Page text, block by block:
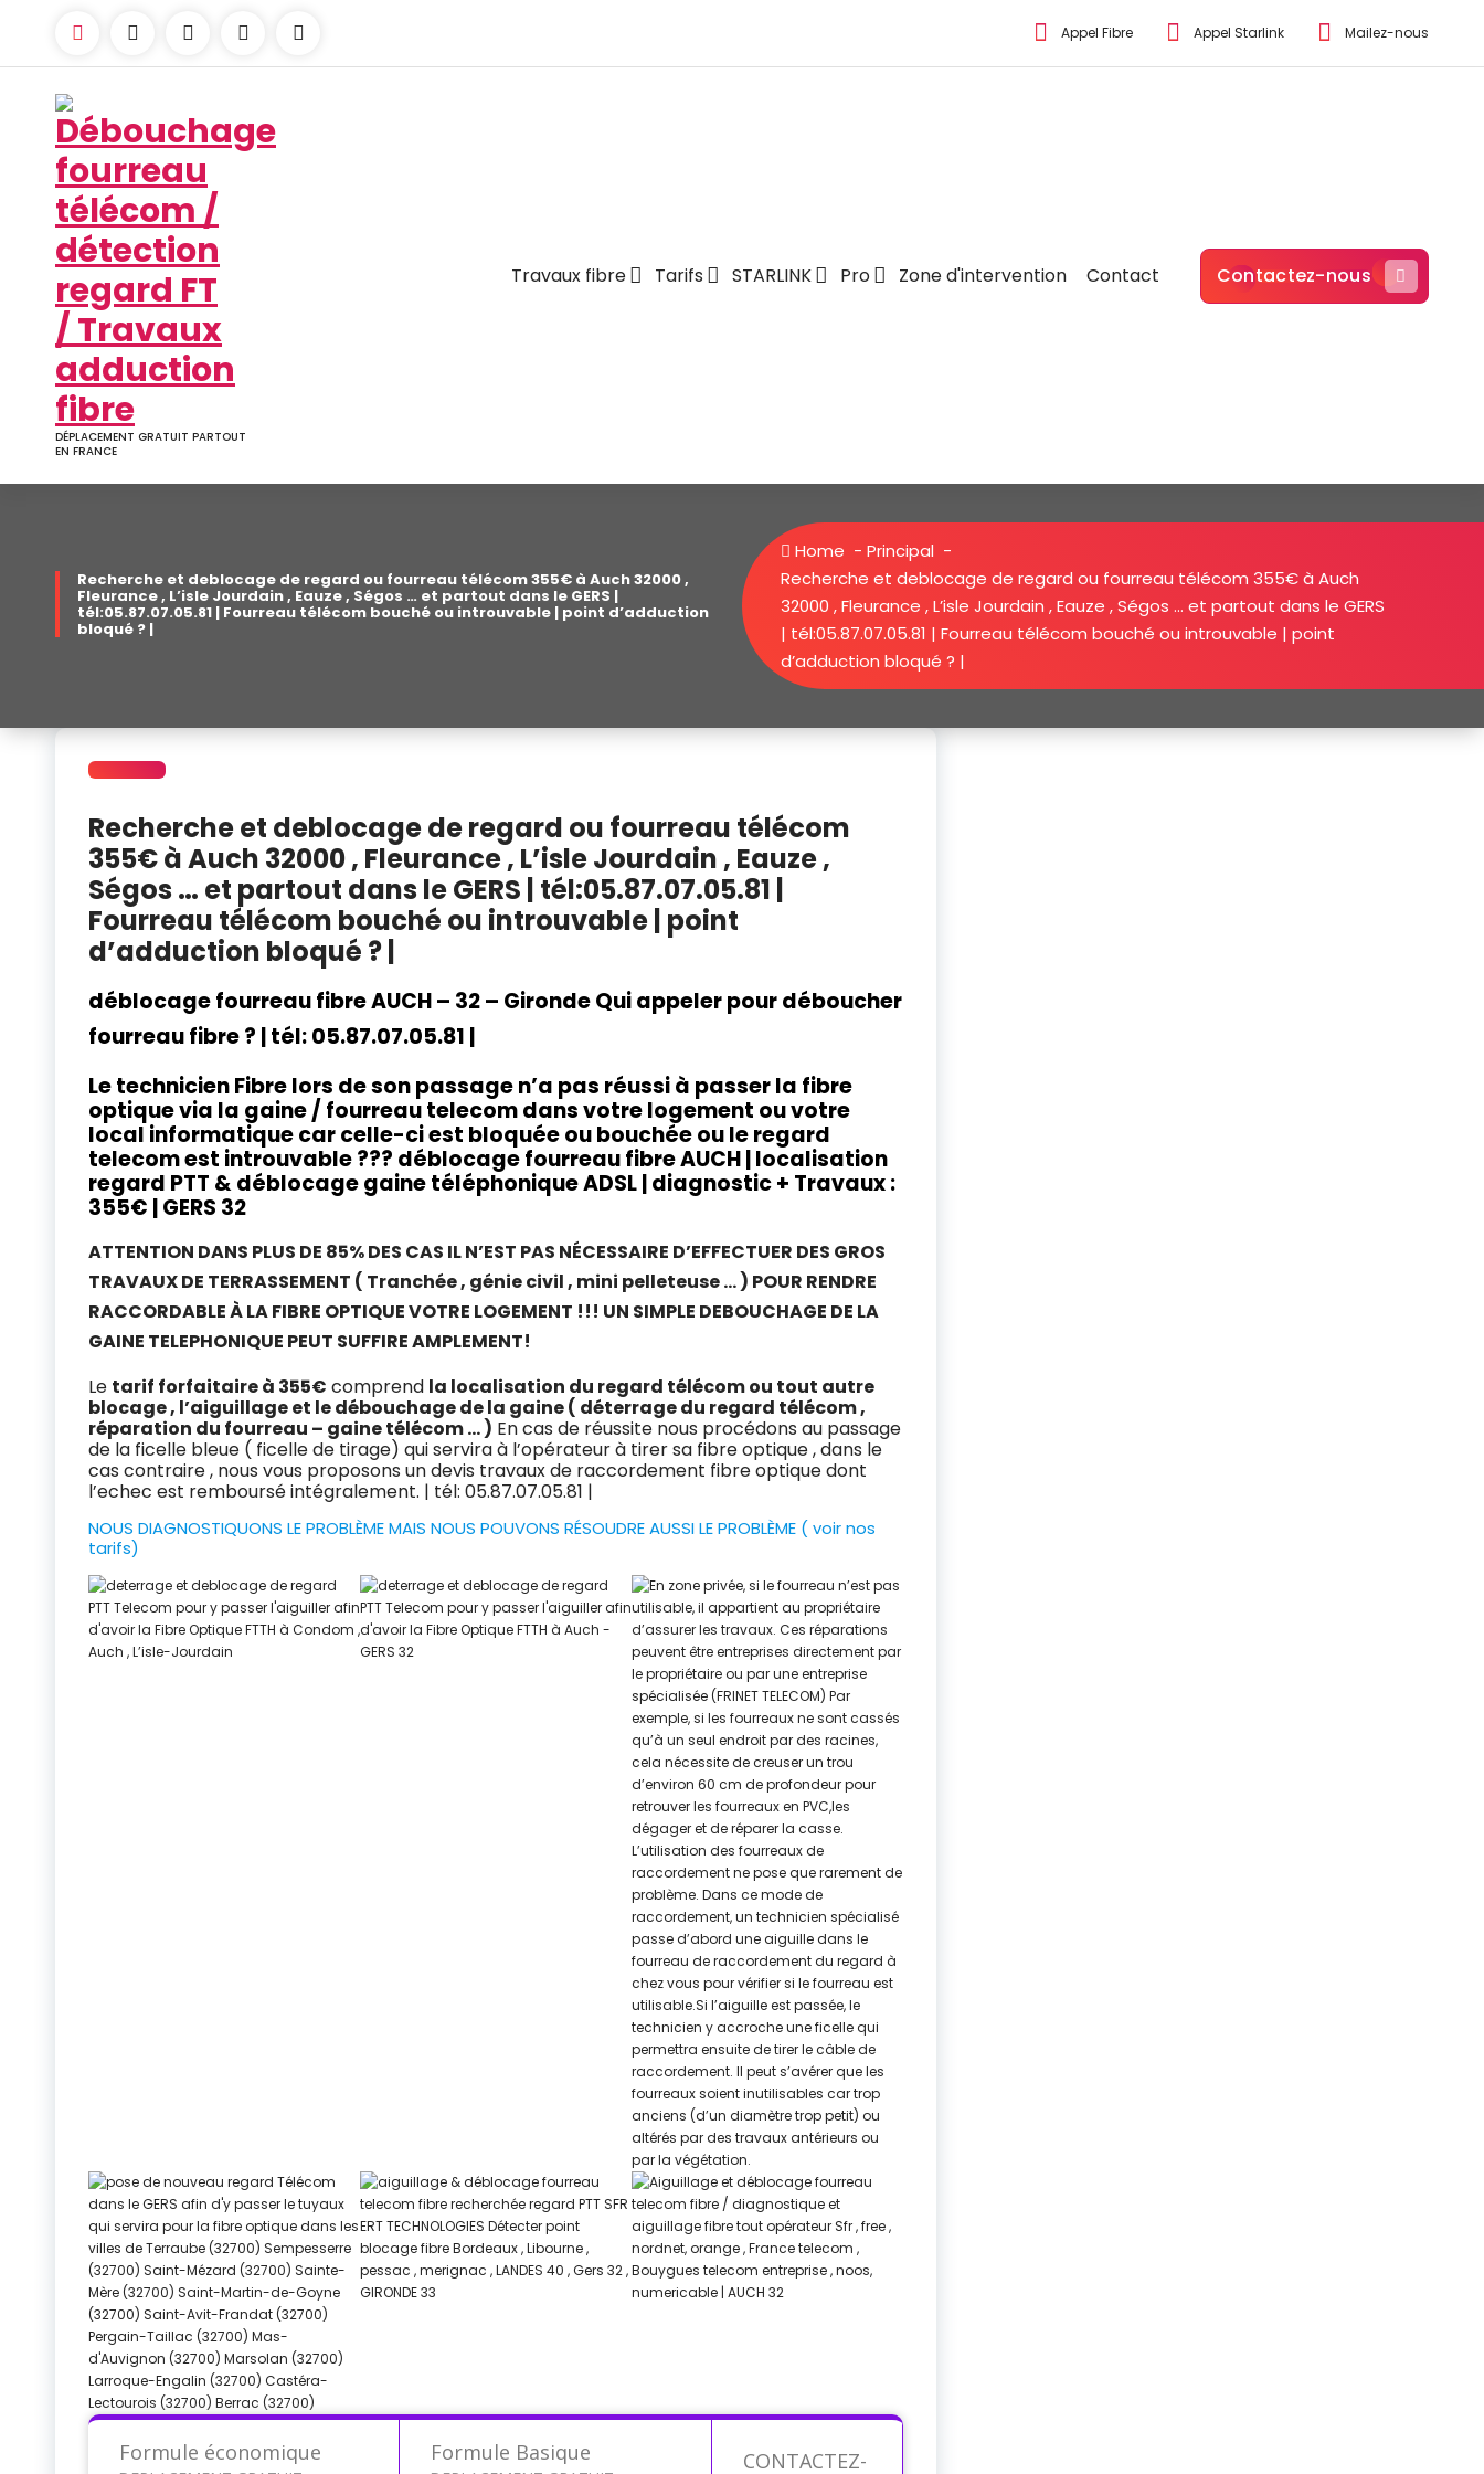
Appel Fibre Appel Starlink Mailez-nous
DÉPLACEMENT GRATUIT PARTOUT
EN FRANCE
Travaux fibre Tarifs STARLINK Pro Zone d'intervention Contact Contactez-nous
Recherche et deblocage de regard ou fourreau télécom 355€ à Auch 32000 ,
Fleurance , L’isle Jourdain , Eauze , Ségos … et partout dans le GERS |
tél:05.87.07.05.81 | Fourreau télécom bouché ou introuvable | point d’adduction
bloqué ? |
Home - Principal -
Recherche et deblocage de regard ou fourreau télécom 355€ à Auch
32000 , Fleurance , L’isle Jourdain , Eauze , Ségos … et partout dans le GERS
| tél:05.87.07.05.81 | Fourreau télécom bouché ou introuvable | point
d’adduction bloqué ? |
Recherche et deblocage de regard ou fourreau télécom
355€ à Auch 32000 , Fleurance , L’isle Jourdain , Eauze ,
Ségos … et partout dans le GERS | tél:05.87.07.05.81 |
Fourreau télécom bouché ou introuvable | point
d’adduction bloqué ? |
déblocage fourreau fibre AUCH – 32 – Gironde Qui appeler pour déboucher
fourreau fibre ? | tél: 05.87.07.05.81 |
Le technicien Fibre lors de son passage n’a pas réussi à passer la fibre
optique via la gaine / fourreau telecom dans votre logement ou votre
local informatique car celle-ci est bloquée ou bouchée ou le regard
telecom est introuvable ??? déblocage fourreau fibre AUCH |localisation
regard PTT & déblocage gaine téléphonique ADSL |diagnostic + Travaux :
355€ | GERS 32
ATTENTION DANS PLUS DE 85% DES CAS IL N’EST PAS NÉCESSAIRE D’EFFECTUER DES GROS
TRAVAUX DE TERRASSEMENT ( Tranchée , génie civil , mini pelleteuse … ) POUR RENDRE
RACCORDABLE À LA FIBRE OPTIQUE VOTRE LOGEMENT !!! UN SIMPLE DEBOUCHAGE DE LA
GAINE TELEPHONIQUE PEUT SUFFIRE AMPLEMENT!
Le tarif forfaitaire à 355€ comprend la localisation du regard télécom ou tout autre
blocage , l’aiguillage et le débouchage de la gaine ( déterrage du regard télécom ,
réparation du fourreau – gaine télécom … ) En cas de réussite nous procédons au passage
de la ficelle bleue ( ficelle de tirage) qui servira à l’opérateur à tirer sa fibre optique , dans le
cas contraire , nous vous proposons un devis travaux de raccordement fibre optique dont
l’echec est remboursé intégralement. | tél: 05.87.07.05.81 |
NOUS DIAGNOSTIQUONS LE PROBLÈME MAIS NOUS POUVONS RÉSOUDRE AUSSI LE PROBLÈME ( voir nos
tarifs)
Formule économique Formule Basique
CONTACTEZ-